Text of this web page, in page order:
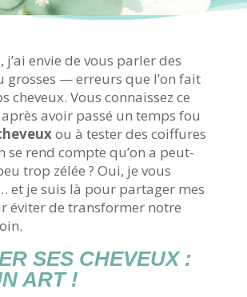
j’ai envie de vous parler des
— erreurs que l’on fait
cheveux. Vous connaissez ce
avoir passé un temps fou
ou à tester des coiffures
se rend compte qu’on a peut-
trop zélée ? Oui, je vous
et je suis là pour partager mes
éviter de transformer notre
SES CHEVEUX :
ART !